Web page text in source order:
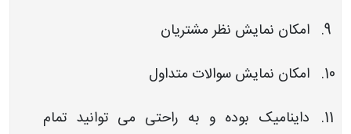
امکان نمایش نظر مشتریان
امکان نمایش سوالات متداول
داینامیک بوده و به راحتی می توانید تمام